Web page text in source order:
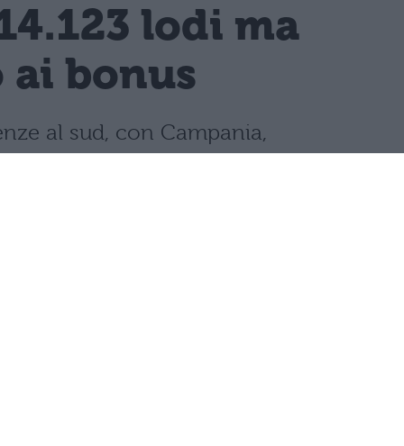
lodi ma
ai bonus
al sud, con Campania,